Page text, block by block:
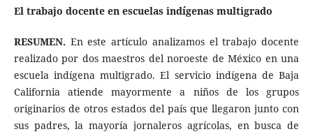
El trabajo docente en escuelas indígenas multigrado
RESUMEN. En este artículo analizamos el trabajo docente
realizado por dos maestros del noroeste de México en una
escuela indígena multigrado. El servicio indígena de Baja
California atiende mayormente a niños de los grupos
originarios de otros estados del país que llegaron junto con
sus padres, la mayoría jornaleros agrícolas, en busca de